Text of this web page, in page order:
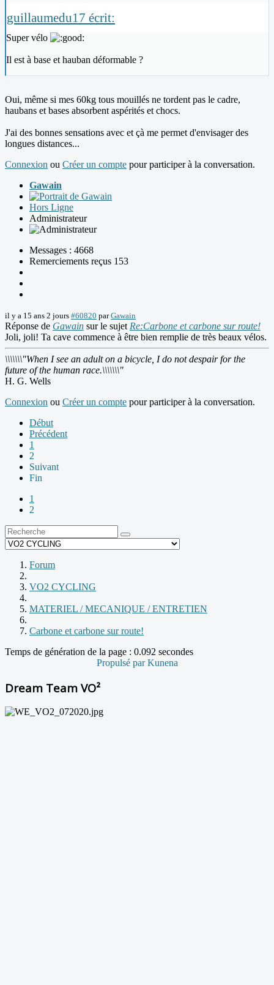
guillaumedu17 écrit:
Super vélo
Il est à base et hauban déformable ?
Oui, même si mes 60kg tous mouillés ne tordent pas le cadre,
haubans et bases absorbent aspérités et chocs.
J'ai des bonnes sensations avec et çà me permet d'envisager des
longues distances...
Connexion ou Créer un compte pour participer à la conversation.
Gawain
Hors Ligne
Administrateur
Messages : 4668
Remerciements reçus 153
il y a 15 ans 2 jours #60820 parGawain
Réponse de Gawain sur le sujet Re:Carbone et carbone sur route!
Joli, joli! Ta cave commence à être bien remplie de très beaux vélos.
\\\\\\\"When I see an adult on a bicycle, I do not despair for the
future of the human race.\\\\\\\"
H. G. Wells
Connexion ou Créer un compte pour participer à la conversation.
Début
Précédent
1
2
Suivant
Fin
1
2
Forum
VO2 CYCLING
MATERIEL / MECANIQUE / ENTRETIEN
Carbone et carbone sur route!
Temps de génération de la page : 0.092 secondes
Propulsé parKunena
Dream Team VO²